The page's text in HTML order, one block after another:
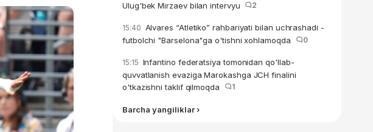
Ulug'bek Mirzaev bilan intervyu
2
15:40 Alvares “Atletiko” rahbariyati bilan uchrashadi -
futbolchi "Barselona"ga o'tishni xohlamoqda
0
15:15 Infantino federatsiya tomonidan qo'llab-
quvvatlanish evaziga Marokashga JCH finalini
o'tkazishni taklif qilmoqda
1
Barcha yangiliklar ›